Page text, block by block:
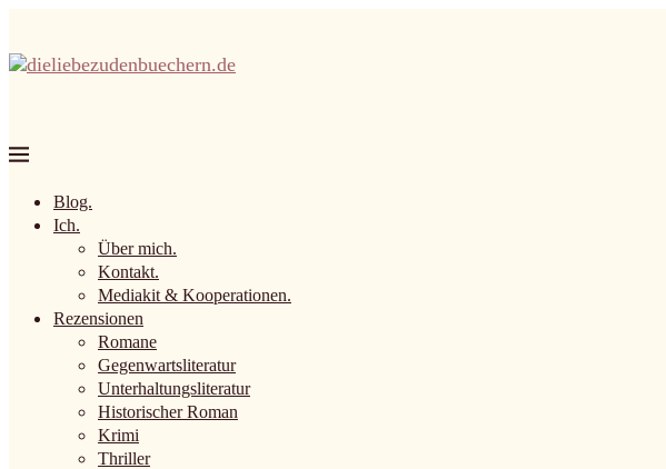
Blog.
Ich.
Über mich.
Kontakt.
Mediakit & Kooperationen.
Rezensionen
Romane
Gegenwartsliteratur
Unterhaltungsliteratur
Historischer Roman
Krimi
Thriller